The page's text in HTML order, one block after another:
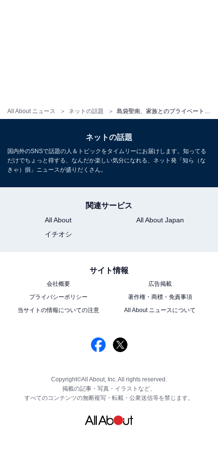
All About ニュース ネットの話題
ネットの話題
国内外のSNSで話題の人＆トピックをタイムリーにお届けします。知ってる
だけでちょっと得する、なんだか楽しい気分になれる、ネット発「知ら（な
きゃ）損」ニュースが盛りだくさん。
関連サービス
All About
All About Japan
イチオシ
サイト情報
会社概要
広告掲載
プライバシーポリシー
著作権・商標・免責事項
当サイトの情報についての注意
All About ニュースについて
Copyright©All About, Inc. All rights reserved.
掲載の記事・写真・イラストなど、
すべてのコンテンツの無断複写・転載・公衆送信等を禁じます。